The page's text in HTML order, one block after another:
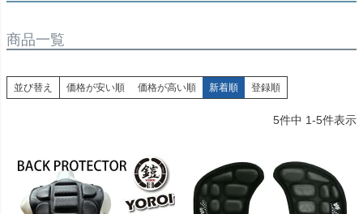
商品一覧
並び替え 価格が安い順 価格が高い順 新着順 登録順
5件中 1-5件表示